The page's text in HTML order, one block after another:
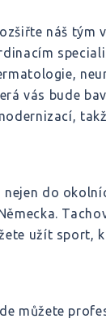
náš tým v
vás bude
do
užít sport,
můžete